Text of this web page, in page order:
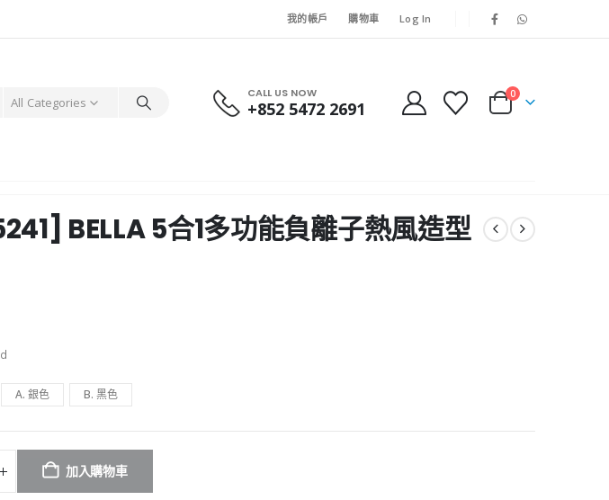
我的帳戶 購物車 Log In
All Categories
CALL US NOW
+852 5472 2691
0
BELLA 5合1多功能負離子熱風造型
A. 銀色 B. 黑色
加入購物車